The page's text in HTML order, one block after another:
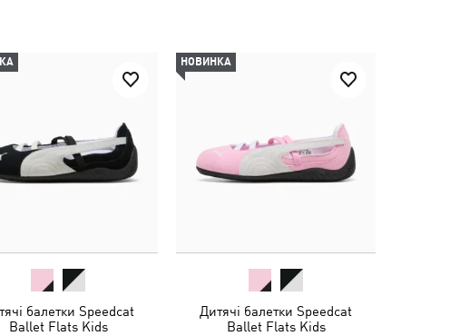
балетки Speedcat
Ballet Flats Kids
НОВИНКА
Дитячі балетки Speedcat
Ballet Flats Kids